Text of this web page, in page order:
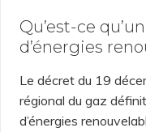
Qu’est-ce
d’énergies
Le décret du 19
régional du gaz
d’énergies